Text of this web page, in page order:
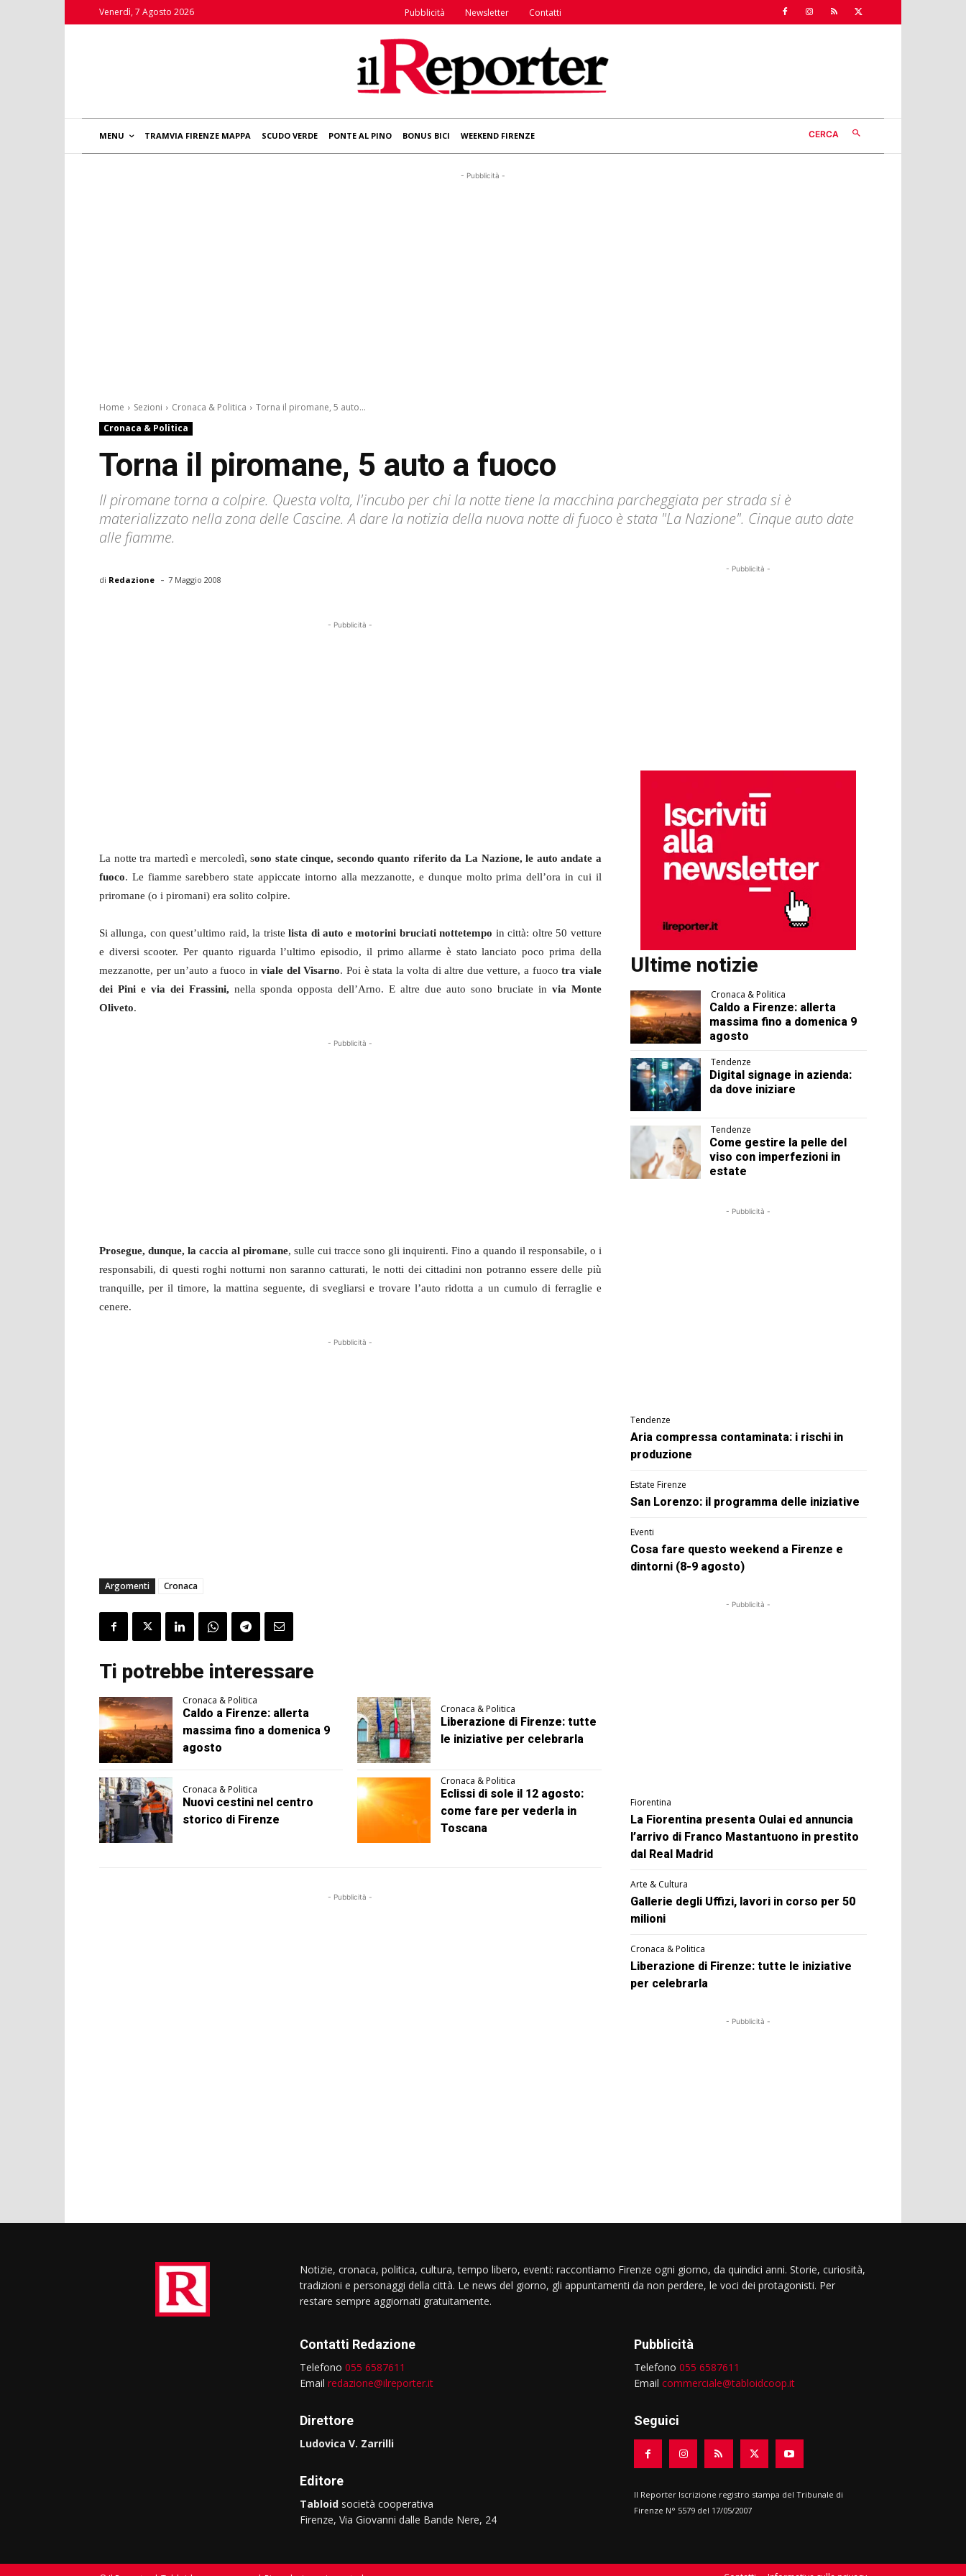
Venerdì, 7 Agosto 2026 Pubblicità Newsletter Contatti
MENU TRAMVIA FIRENZE MAPPA SCUDO VERDE PONTE AL PINO BONUS BICI WEEKEND FIRENZE CERCA
- Pubblicità -
Home Sezioni Cronaca & Politica
Torna il piromane, 5 auto...
Cronaca & Politica
Torna il piromane, 5 auto a fuoco
Il piromane torna a colpire. Questa volta, l'incubo per chi la notte tiene la macchina parcheggiata per strada si è
materializzato nella zona delle Cascine. A dare la notizia della nuova notte di fuoco è stata "La Nazione". Cinque auto date
alle fiamme.
di Redazione - 7 Maggio 2008
- Pubblicità -
La notte tra martedì e mercoledì, sono state cinque, secondo quanto riferito da La Nazione, le auto andate a
fuoco. Le fiamme sarebbero state appiccate intorno alla mezzanotte, e dunque molto prima dell’ora in cui il
priromane (o i piromani) era solito colpire.
Si allunga, con quest’ultimo raid, la triste lista di auto e motorini bruciati nottetempo in città: oltre 50 vetture
e diversi scooter. Per quanto riguarda l’ultimo episodio, il primo allarme è stato lanciato poco prima della
mezzanotte, per un’auto a fuoco inviale del Visarno. Poi è stata la volta di altre due vetture, a fuocotra viale
dei Pini e via dei Frassini,nella sponda opposta dell’Arno. E altre due auto sono bruciate in via Monte
Oliveto.
- Pubblicità -
Prosegue, dunque, la caccia al piromane, sulle cui tracce sono gli inquirenti. Fino a quando il responsabile, o i
responsabili, di questi roghi notturni non saranno catturati, le notti dei cittadini non potranno essere delle più
tranquille, per il timore, la mattina seguente, di svegliarsi e trovare l’auto ridotta a un cumulo di ferraglie e
cenere.
- Pubblicità -
Argomenti Cronaca
Ti potrebbe interessare
Cronaca & Politica
Caldo a Firenze: allerta
massima fino a domenica 9
agosto
Cronaca & Politica
Liberazione di Firenze: tutte
le iniziative per celebrarla
Cronaca & Politica
Nuovi cestini nel centro
storico di Firenze
Cronaca & Politica
Eclissi di sole il 12 agosto:
come fare per vederla in
Toscana
- Pubblicità -
- Pubblicità -
Ultime notizie
Cronaca & Politica
Caldo a Firenze: allerta
massima fino a domenica 9
agosto
Tendenze
Digital signage in azienda:
da dove iniziare
Tendenze
Come gestire la pelle del
viso con imperfezioni in
estate
- Pubblicità -
Tendenze
Aria compressa contaminata: i rischi in
produzione
Estate Firenze
San Lorenzo: il programma delle iniziative
Eventi
Cosa fare questo weekend a Firenze e
dintorni (8-9 agosto)
- Pubblicità -
Fiorentina
La Fiorentina presenta Oulai ed annuncia
l’arrivo di Franco Mastantuono in prestito
dal Real Madrid
Arte & Cultura
Gallerie degli Uffizi, lavori in corso per 50
milioni
Cronaca & Politica
Liberazione di Firenze: tutte le iniziative
per celebrarla
- Pubblicità -
Notizie, cronaca, politica, cultura, tempo libero, eventi: raccontiamo Firenze ogni giorno, da quindici anni. Storie, curiosità,
tradizioni e personaggi della città. Le news del giorno, gli appuntamenti da non perdere, le voci dei protagonisti. Per
restare sempre aggiornati gratuitamente.
Contatti Redazione
Telefono 055 6587611
Email redazione@ilreporter.it
Direttore
Ludovica V. Zarrilli
Editore
Tabloid società cooperativa
Firenze, Via Giovanni dalle Bande Nere, 24
Pubblicità
Telefono 055 6587611
Email commerciale@tabloidcoop.it
Seguici
Il Reporter Iscrizione registro stampa del Tribunale di
Firenze N° 5579 del 17/05/2007